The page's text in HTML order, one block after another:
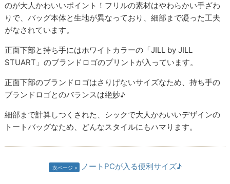
のが大人かわいいポイント！フリルの素材はやわらかい手ざわ
りで、バッグ本体と生地が異なっており、細部まで凝った工夫
がなされています。
正面下部と持ち手にはホワイトカラーの「JILL by JILL
STUART」のブランドロゴのプリントが入っています。
正面下部のブランドロゴはさりげないサイズなため、持ち手の
ブランドロゴとのバランスは絶妙♪
細部まで計算しつくされた、シックで大人かわいいデザインの
トートバッグなため、どんなスタイルにもハマります。
次ページ ノートPCが入る便利サイズ♪